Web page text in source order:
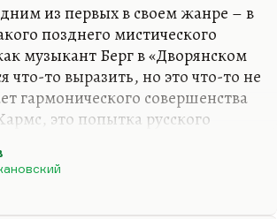
из первых в своем жанре – в
позднего мистического
музыкант Берг в «Дворянском
что-то выразить, но это что-то не
гармонического совершенства
это попытка русского
все-таки очень
всем уважении к нему. Я
читать, и не зря Андрей